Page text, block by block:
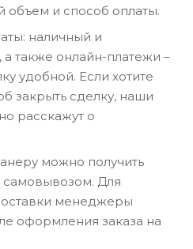
объем и способ оплаты.
наличный и
а также онлайн-платежи –
удобной. Если хотите
закрыть сделку, наши
расскажут о
можно получить
самовывозом. Для
менеджеры
оформления заказа на